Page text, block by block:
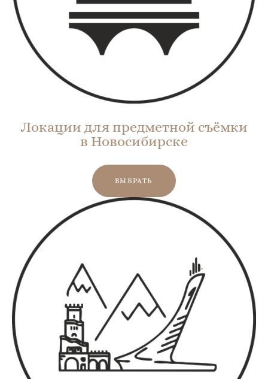
Локации для предметной съёмки
в Новосибирске
ВЫБРАТЬ